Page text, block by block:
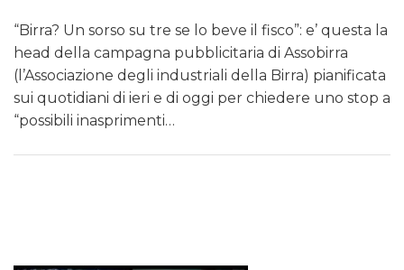
“Birra? Un sorso su tre se lo beve il fisco”: e’ questa la
head della campagna pubblicitaria di Assobirra
(l’Associazione degli industriali della Birra) pianificata
sui quotidiani di ieri e di oggi per chiedere uno stop a
“possibili inasprimenti…